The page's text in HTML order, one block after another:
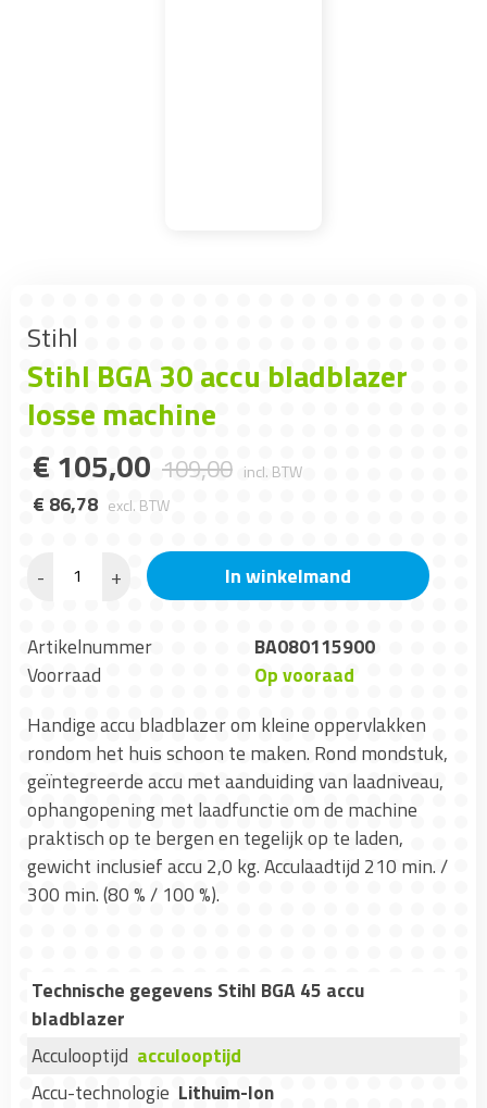
Stihl
Stihl BGA 30 accu bladblazer
losse machine
€ 105,00 109,00 incl. BTW
€ 86,78 excl. BTW
- + In winkelmand
Artikelnummer
BA080115900
Voorraad
Op vooraad
Handige accu bladblazer om kleine oppervlakken
rondom het huis schoon te maken. Rond mondstuk,
geïntegreerde accu met aanduiding van laadniveau,
ophangopening met laadfunctie om de machine
praktisch op te bergen en tegelijk op te laden,
gewicht inclusief accu 2,0 kg. Acculaadtijd 210 min. /
300 min. (80 % / 100 %).
Technische gegevens Stihl BGA 45 accu
bladblazer
Acculooptijd acculooptijd
Accu-technologie Lithuim-Ion